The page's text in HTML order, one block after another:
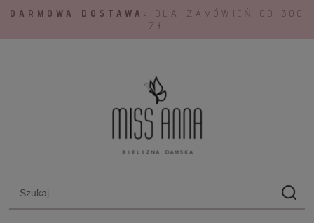
DARMOWA DOSTAWA:
DLA ZAMÓWIEŃ OD 300
ZŁ